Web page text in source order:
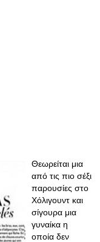
Θεωρείται μια
από τις πιο σέξι
παρουσίες στο
Χόλιγουντ και
σίγουρα μια
γυναίκα η
οποία δεν